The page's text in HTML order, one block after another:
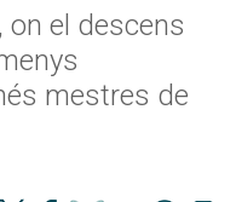
el descens
mestres de